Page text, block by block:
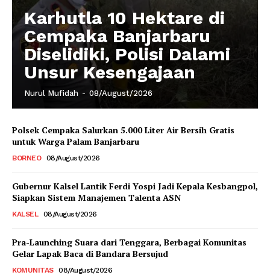
Karhutla 10 Hektare di
Cempaka Banjarbaru
Diselidiki, Polisi Dalami
Unsur Kesengajaan
Nurul Mufidah - 08/August/2026
Polsek Cempaka Salurkan 5.000 Liter Air Bersih Gratis
untuk Warga Palam Banjarbaru
BORNEO 08/August/2026
Gubernur Kalsel Lantik Ferdi Yospi Jadi Kepala Kesbangpol,
Siapkan Sistem Manajemen Talenta ASN
KALSEL 08/August/2026
Pra-Launching Suara dari Tenggara, Berbagai Komunitas
Gelar Lapak Baca di Bandara Bersujud
KOMUNITAS 08/August/2026